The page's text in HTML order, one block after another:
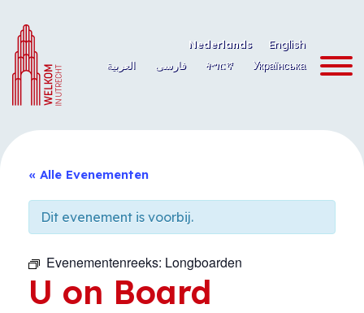
naar
de
inhoud
Nederlands
English
العربية
فارسی ትግርኛ Українська
« Alle Evenementen
Dit evenement is voorbij.
Evenementenreeks: Longboarden
U on Board